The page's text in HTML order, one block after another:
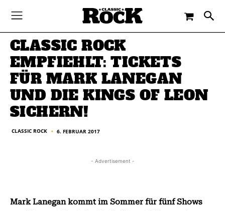
CLASSIC ROCK - 6. FEBRUAR 2017
CLASSIC ROCK
EMPFIEHLT: TICKETS
FÜR MARK LANEGAN
UND DIE KINGS OF LEON
SICHERN!
CLASSIC ROCK ■ 6. FEBRUAR 2017
- Advertisement -
Mark Lanegan kommt im Sommer für fünf Shows